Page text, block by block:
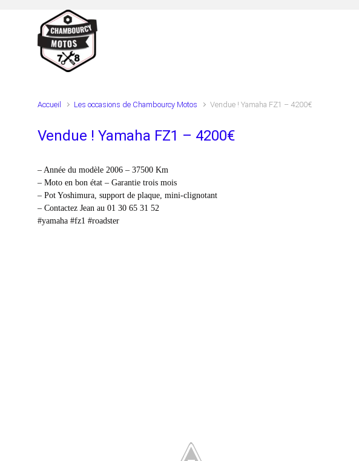
Skip to main content
Accueil Les occasions de Chambourcy Motos Vendue ! Yamaha FZ1 – 4200€
Vendue ! Yamaha FZ1 – 4200€
– Année du modèle 2006 – 37500 Km
– Moto en bon état – Garantie trois mois
– Pot Yoshimura, support de plaque, mini-clignotant
– Contactez Jean au 01 30 65 31 52
#yamaha #fz1 #roadster